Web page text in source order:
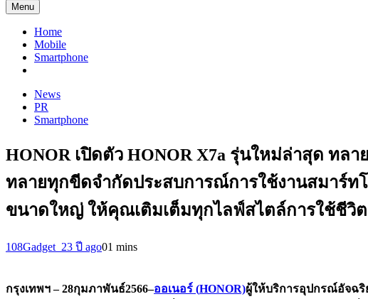
Menu
Home
Mobile
Smartphone
News
PR
Smartphone
HONOR เปิดตัว HONOR X7a รุ่นใหม่ล่าสุด ท
ทลายทุกขีดจำกัดประสบการณ์การใช้งานสมาร์
ขนาดใหญ่ ให้คุณเติมเต็มทุกไลฟ์สไตล์การใช้ชีวิต
108Gadget_23 ปี ago01 mins
กรุงเทพฯ–28กุมภาพันธ์2566–ออเนอร์ (HONOR)ผู้ให้บริการอุปกรณ์อัจฉริ